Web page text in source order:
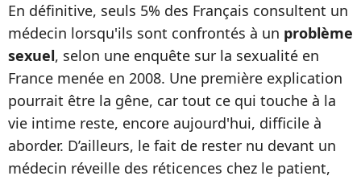
En définitive, seuls 5% des Français consultent un
médecin lorsqu'ils sont confrontés à un problème
sexuel, selon une enquête sur la sexualité en
France menée en 2008. Une première explication
pourrait être la gêne, car tout ce qui touche à la
vie intime reste, encore aujourd'hui, difficile à
aborder. D’ailleurs, le fait de rester nu devant un
médecin réveille des réticences chez le patient,